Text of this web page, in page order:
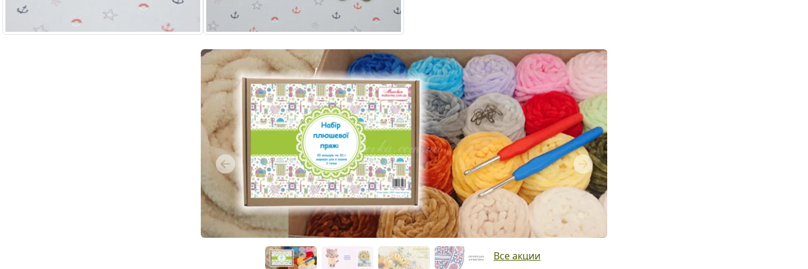
Previous Next
Все акции